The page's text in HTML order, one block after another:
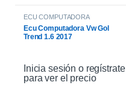
ECU COMPUTADORA
Ecu Computadora Vw Gol
Trend 1.6 2017
Inicia sesión o regístrate
para ver el precio